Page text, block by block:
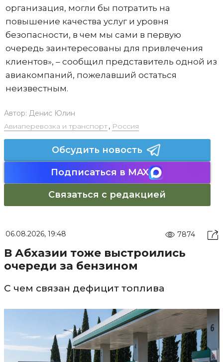
организация, могли бы потратить на
повышение качества услуг и уровня
безопасности, в чем мы сами в первую
очередь заинтересованы для привлечения
клиентов», – сообщил представитель одной из
авиакомпаний, пожелавший остаться
неизвестным.
Автор: Денис Юлин
Авиаперевозка и транспорт, Россия
Обсудить новость
Подписаться в MAX
Связаться с редакцией
06.08.2026, 19:48 7874
В Абхазии тоже выстроились
очереди за бензином
С чем связан дефицит топлива